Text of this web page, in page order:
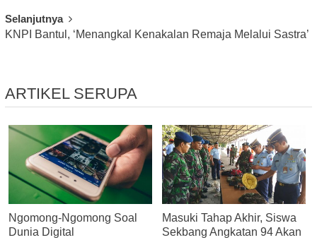
Selanjutnya
KNPI Bantul, ‘Menangkal Kenakalan Remaja Melalui Sastra’
ARTIKEL SERUPA
Ngomong-Ngomong Soal
Dunia Digital
Masuki Tahap Akhir, Siswa
Sekbang Angkatan 94 Akan